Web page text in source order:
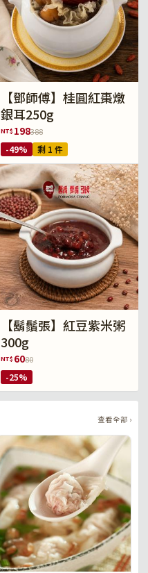
【鄧師傅】桂圓紅棗燉
銀耳250g
NT$ 198388
-49% 剩 1 件
【鬍鬚張】紅豆紫米粥
300g
NT$ 6080
-25%
查看全部 ›